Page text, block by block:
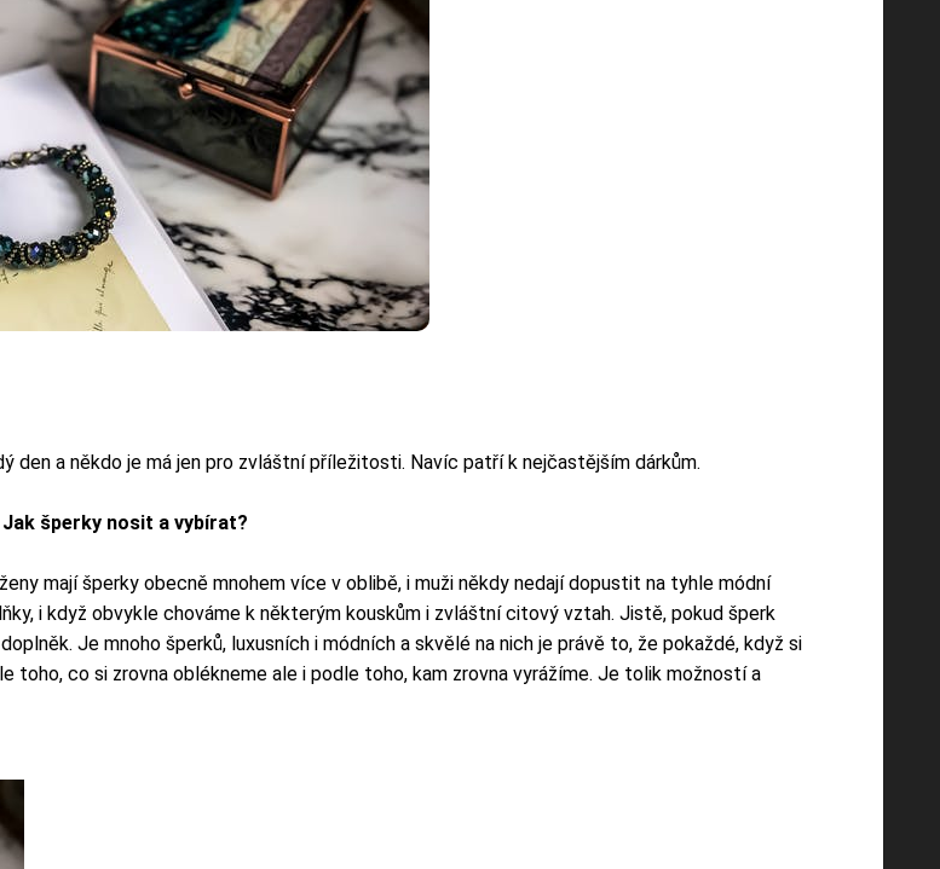
den a někdo je má jen pro zvláštní příležitosti. Navíc patří k nejčastějším dárkům.
šperky nosit a vybírat?
mají šperky obecně mnohem více v oblibě, i muži někdy nedají dopustit na tyhle módní
i když obvykle chováme k některým kouskům i zvláštní citový vztah. Jistě, pokud šperk
Je mnoho šperků, luxusních i módních a skvělé na nich je právě to, že pokaždé, když si
toho, co si zrovna oblékneme ale i podle toho, kam zrovna vyrážíme. Je tolik možností a